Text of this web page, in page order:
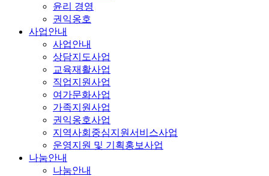
윤리 경영
권익옹호
사업안내
사업안내
상담지도사업
교육재활사업
직업지원사업
여가문화사업
가족지원사업
권익옹호사업
지역사회중심지원서비스사업
운영지원 및 기획홍보사업
나눔안내
나눔안내